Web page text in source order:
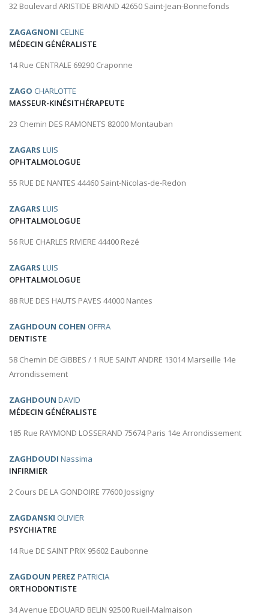
32 Boulevard ARISTIDE BRIAND 42650 Saint-Jean-Bonnefonds
ZAGAGNONI CELINE
MÉDECIN GÉNÉRALISTE
14 Rue CENTRALE 69290 Craponne
ZAGO CHARLOTTE
MASSEUR-KINÉSITHÉRAPEUTE
23 Chemin DES RAMONETS 82000 Montauban
ZAGARS LUIS
OPHTALMOLOGUE
55 RUE DE NANTES 44460 Saint-Nicolas-de-Redon
ZAGARS LUIS
OPHTALMOLOGUE
56 RUE CHARLES RIVIERE 44400 Rezé
ZAGARS LUIS
OPHTALMOLOGUE
88 RUE DES HAUTS PAVES 44000 Nantes
ZAGHDOUN COHEN OFFRA
DENTISTE
58 Chemin DE GIBBES / 1 RUE SAINT ANDRE 13014 Marseille 14e
Arrondissement
ZAGHDOUN DAVID
MÉDECIN GÉNÉRALISTE
185 Rue RAYMOND LOSSERAND 75674 Paris 14e Arrondissement
ZAGHDOUDI Nassima
INFIRMIER
2 Cours DE LA GONDOIRE 77600 Jossigny
ZAGDANSKI OLIVIER
PSYCHIATRE
14 Rue DE SAINT PRIX 95602 Eaubonne
ZAGDOUN PEREZ PATRICIA
ORTHODONTISTE
34 Avenue EDOUARD BELIN 92500 Rueil-Malmaison